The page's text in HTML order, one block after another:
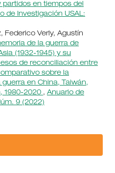
partidos en tiempos del
de Investigación USAL:
Federico Verly, Agustín
de la guerra de
(1932-1945) y su
de reconciliación entre
sobre la
en China, Taiwán,
1980-2020 , Anuario de
9 (2022)